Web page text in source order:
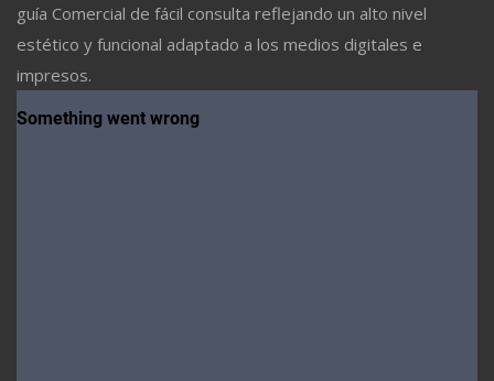
guía Comercial de fácil consulta reflejando un alto nivel
estético y funcional adaptado a los medios digitales e
impresos.